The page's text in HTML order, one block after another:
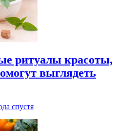
ритуалы красоты,
выглядеть
спустя